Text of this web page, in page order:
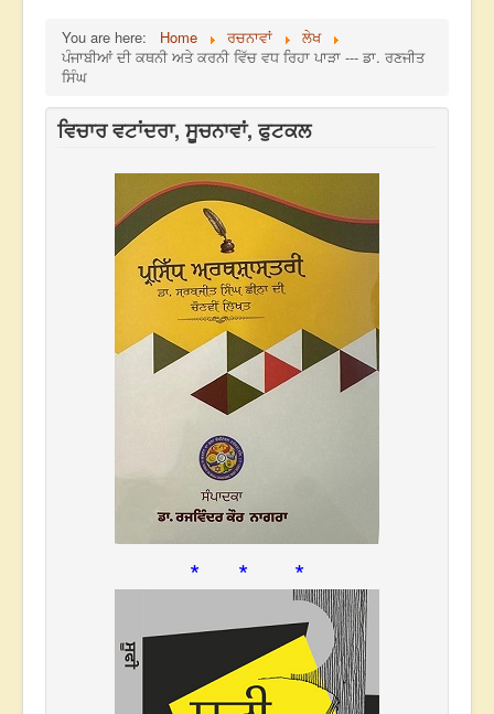
You are here: Home ਰਚਨਾਵਾਂ
ਲੇਖ
ਪੰਜਾਬੀਆਂ ਦੀ ਕਥਨੀ ਅਤੇ ਕਰਨੀ ਵਿੱਚ ਵਧ ਰਿਹਾ ਪਾੜਾ --- ਡਾ. ਰਣਜੀਤ
ਸਿੰਘ
ਵਿਚਾਰ ਵਟਾਂਦਰਾ, ਸੂਚਨਾਵਾਂ, ਫੁਟਕਲ
* * *